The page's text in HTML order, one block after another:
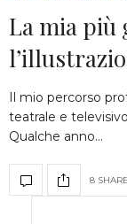
La mia più
Il mio percorso
teatrale e
Qualche anno…
8